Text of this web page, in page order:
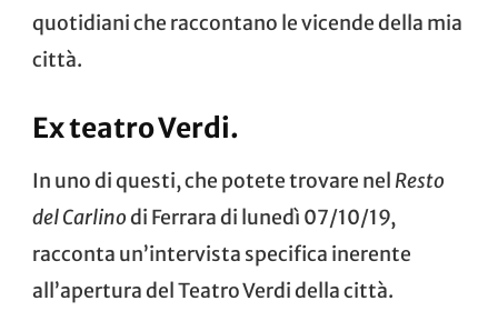
quotidiani che raccontano le vicende della mia
città.
Ex teatro Verdi.
In uno di questi, che potete trovare nel Resto
del Carlinodi Ferrara di lunedì 07/10/19,
racconta un’intervista specifica inerente
all’apertura del Teatro Verdi della città.